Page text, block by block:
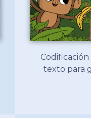
Codificación
texto para